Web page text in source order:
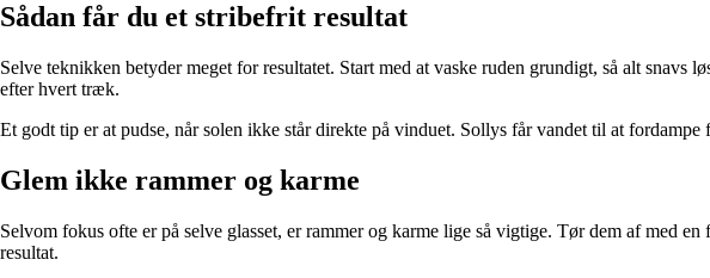
Sådan får du et stribefrit resultat
Selve teknikken betyder meget for resultatet. Start med at vaske ruden grundigt, så alt
efter hvert træk.
Et godt tip er at pudse, når solen ikke står direkte på vinduet. Sollys får vandet til at
Glem ikke rammer og karme
Selvom fokus ofte er på selve glasset, er rammer og karme lige så vigtige. Tør dem af med
resultat.